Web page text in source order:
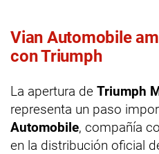
Vian Automobile
con Triumph
La apertura de Triumph
representa un paso
Automobile, compañía
en la distribución oficial